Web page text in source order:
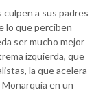
culpen a sus padres
lo que perciben
ser mucho mejor
izquierda, que
la que acelera
en un